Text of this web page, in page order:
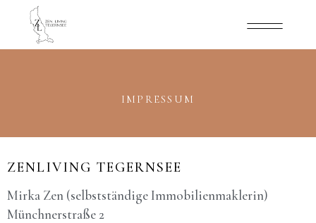
IMPRESSUM
ZENLIVING TEGERNSEE
Mirka Zen (selbstständige Immobilienmaklerin)
Münchnerstraße 2